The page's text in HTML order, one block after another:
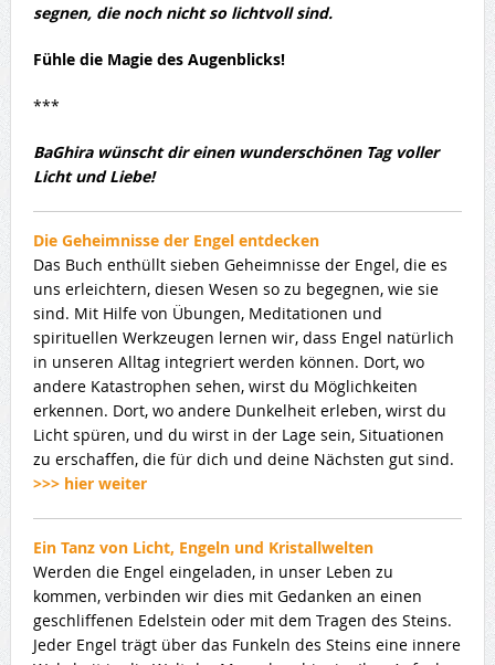
segnen, die noch nicht so lichtvoll sind.
Fühle die Magie des Augenblicks!
***
BaGhira wünscht dir einen wunderschönen Tag voller
Licht und Liebe!
Die Geheimnisse der Engel entdecken
Das Buch enthüllt sieben Geheimnisse der Engel, die es
uns erleichtern, diesen Wesen so zu begegnen, wie sie
sind. Mit Hilfe von Übungen, Meditationen und
spirituellen Werkzeugen lernen wir, dass Engel natürlich
in unseren Alltag integriert werden können. Dort, wo
andere Katastrophen sehen, wirst du Möglichkeiten
erkennen. Dort, wo andere Dunkelheit erleben, wirst du
Licht spüren, und du wirst in der Lage sein, Situationen
zu erschaffen, die für dich und deine Nächsten gut sind.
>>> hier weiter
Ein Tanz von Licht, Engeln und Kristallwelten
Werden die Engel eingeladen, in unser Leben zu
kommen, verbinden wir dies mit Gedanken an einen
geschliffenen Edelstein oder mit dem Tragen des Steins.
Jeder Engel trägt über das Funkeln des Steins eine innere